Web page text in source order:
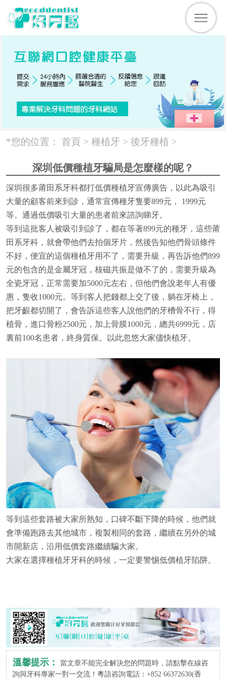
*您的位置： 首頁 > 種植牙 > 後牙種植 >
深圳低價種植牙騙局是怎麼樣的呢？
深圳很多莆田系牙科都打低價種植牙宣傳廣告，以此為吸引
大量的顧客前來到診，通常宣傳種牙隻要899元， 1999元
等。通過低價吸引大量的患者前來諮詢睇牙。
等到這批客人被吸引到診了，都在等著899元的種牙，這些莆
田系牙科，就會帶他們去拍個牙片，然後告知他們骨頭條件
不好，便宜的這個種植牙用不了，需要升級，再告訴他們899
元的包含的是金屬牙冠，核磁共振是做不了的，需要升級為
全瓷牙冠，正常需要加5000元左右，但他們會說老年人有優
惠，隻收1000元。等到客人把錢都上交了後，躺在牙椅上，
把牙齦都切開了，會告訴這些客人說他們的牙槽骨不行，得
植骨，進口骨粉2500元，加上骨膜1000元，總共6999元，店
裏前100名患者，終身質保。以此忽悠大家儘快植牙。
等到這些套路被大家所熟知，口碑不斷下降的時候，他們就
會準備跑路去其他城市，複製相同的套路，繼續在另外的城
市開新店，沿用低價套路繼續騙大家。
大家在選擇種植牙牙科的時候，一定要警惕低價植牙陷阱。
溫馨提示：
當文章不能完全解決您的問題時，請點擊在線咨
詢與牙科專家一對一交流！粵語咨詢電話：+852 66372630(香